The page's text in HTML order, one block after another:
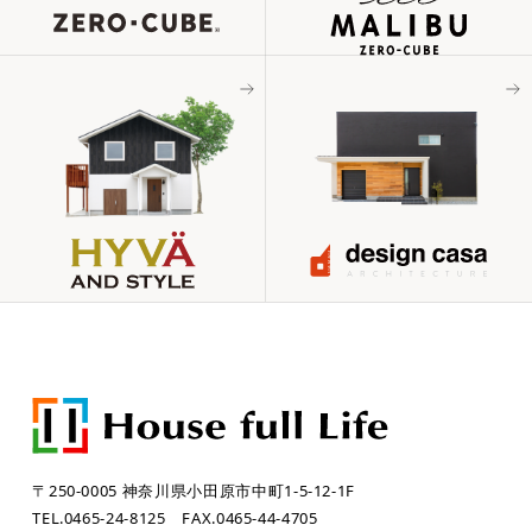
〒250-0005 神奈川県小田原市中町1-5-12-1F
TEL.0465-24-8125 FAX.0465-44-4705